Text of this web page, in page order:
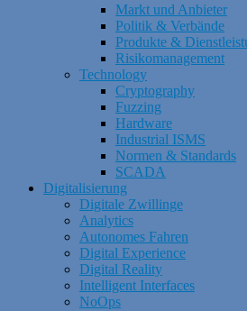
Markt und Anbieter
Politik & Verbände
Produkte &
Risikomanagement
Technology
Cryptography
Fuzzing
Hardware
Industrial ISMS
Normen & Standards
SCADA
Digitalisierung
Digitale Zwillinge
Analytics
Autonomes Fahren
Digital Experience
Digital Reality
Intelligent Interfaces
NoOps